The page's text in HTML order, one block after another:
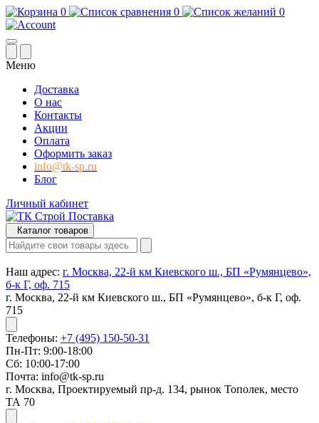
0 0 0
Меню
Доставка
О нас
Контакты
Акции
Оплата
Оформить заказ
info@tk-sp.ru
Блог
Личный кабинет
Каталог товаров
Наш адрес: г. Москва, 22-й км Киевского ш., БП «Румянцево»,
б-к Г, оф. 715
г. Москва, 22-й км Киевского ш., БП «Румянцево», б-к Г, оф.
715
Телефоны: +7 (495) 150-50-31
Пн-Пт: 9:00-18:00
Сб: 10:00-17:00
Почта: info@tk-sp.ru
г. Москва, Проектируемый пр-д. 134, рынок Тополек, место
ТА 70